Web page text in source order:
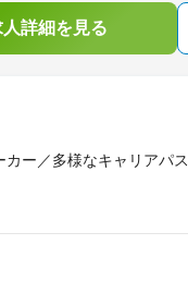
人詳細を見る
ー／多様なキャリアパス